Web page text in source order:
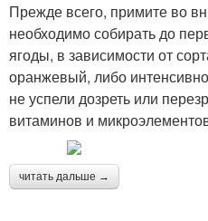
Прежде всего, примите во
необходимо собирать до
ягоды, в зависимости от
оранжевый, либо
не успели дозреть или
витаминов и
читать дальше →